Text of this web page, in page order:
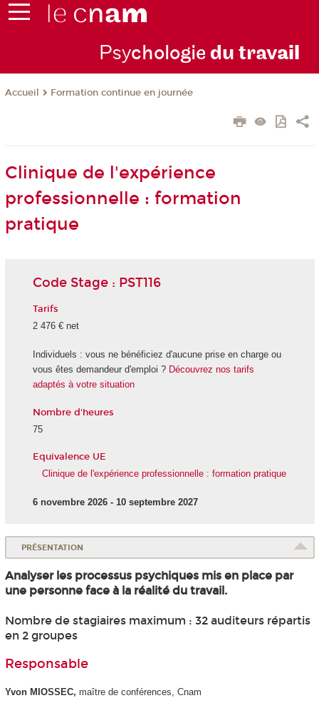
Psychologie du travail
Accueil Formation continue en journée
Clinique de l'expérience
professionnelle : formation
pratique
Code Stage : PST116
Tarifs
2 476 € net
Individuels : vous ne bénéficiez d'aucune prise en charge ou
vous êtes demandeur d'emploi ? Découvrez nos tarifs
adaptés à votre situation
Nombre d'heures
75
Equivalence UE
Clinique de l'expérience professionnelle : formation pratique
6 novembre 2026 - 10 septembre 2027
PRÉSENTATION
Analyser les processus psychiques mis en place par
une personne face à la réalité du travail.
Nombre de stagiaires maximum : 32 auditeurs répartis
en 2 groupes
Responsable
Yvon MIOSSEC, maître de conférences, Cnam